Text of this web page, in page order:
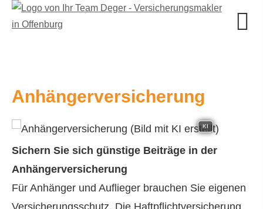
Anhängerversicherung
KI
Sichern Sie sich günstige Beiträge in der
Anhängerversicherung
Für Anhänger und Auflieger brauchen Sie eigenen
Versicherungsschutz. Die Haft­pflichtversicherung